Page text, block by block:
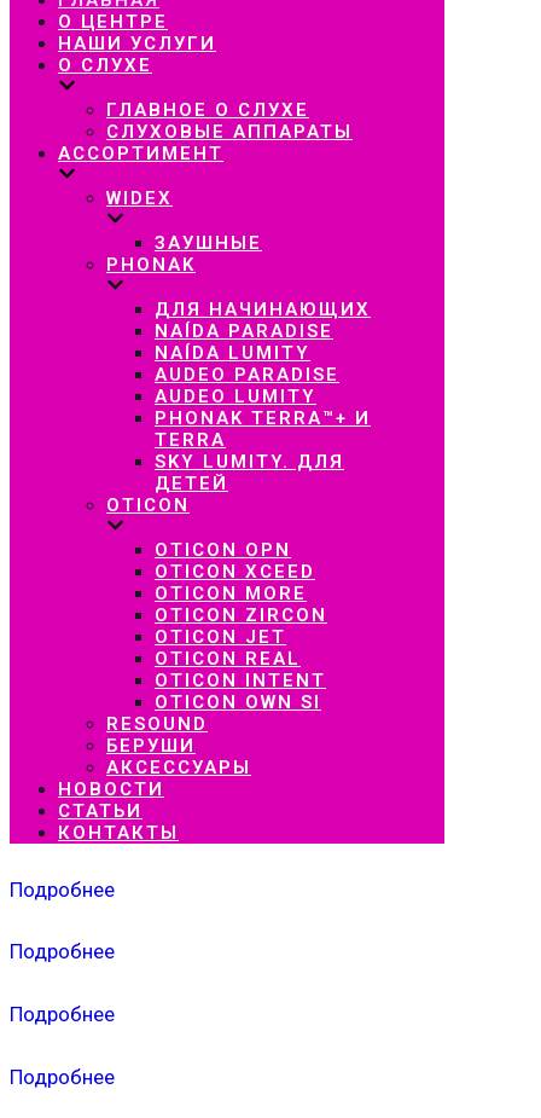
навигацию
О ЦЕНТРЕ
НАШИ УСЛУГИ
О СЛУХЕ
ГЛАВНОЕ О СЛУХЕ
СЛУХОВЫЕ АППАРАТЫ
АССОРТИМЕНТ
WIDEX
ЗАУШНЫЕ
PHONAK
ДЛЯ НАЧИНАЮЩИХ
NAÍDA PARADISE
NAÍDA LUMITY
AUDEO PARADISE
AUDEO LUMITY
PHONAK TERRA™+ И
TERRA
SKY LUMITY. ДЛЯ
ДЕТЕЙ
OTICON
OTICON OPN
OTICON XCEED
OTICON MORE
OTICON ZIRCON
OTICON JET
OTICON REAL
OTICON INTENT
OTICON OWN SI
RESOUND
БЕРУШИ
АКСЕССУАРЫ
НОВОСТИ
СТАТЬИ
КОНТАКТЫ
Подробнее
Подробнее
Подробнее
Подробнее